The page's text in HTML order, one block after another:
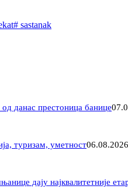
# sastanak
данас престоница банице
туризам, уметност06.08.2026
дају најквалитетније